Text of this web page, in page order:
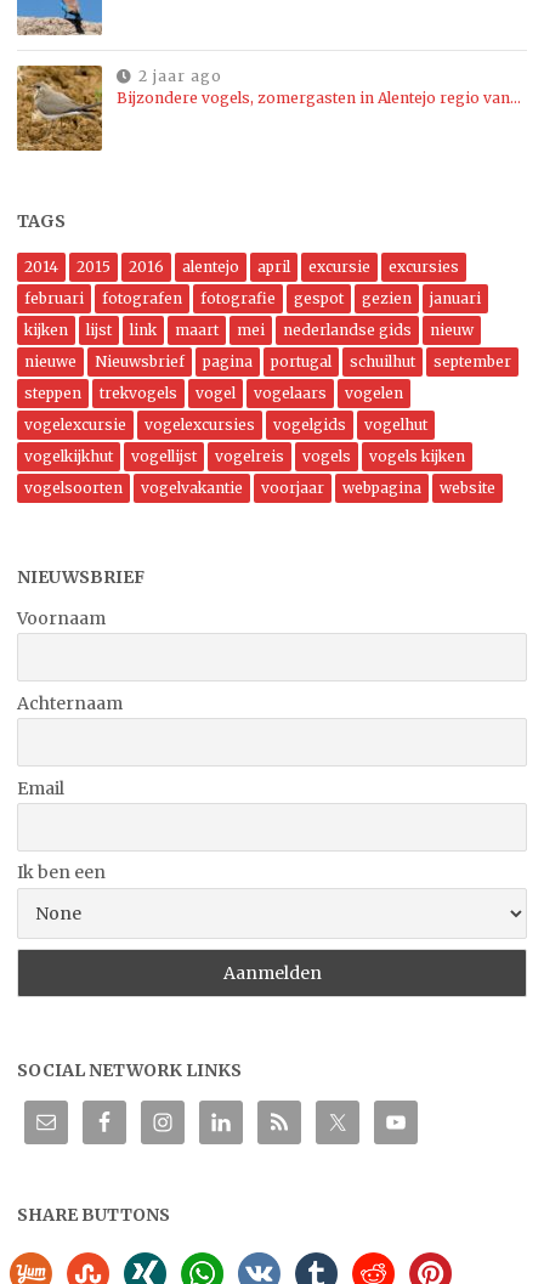
2 jaar ago
Bijzondere vogels, zomergasten in Alentejo regio van…
TAGS
2014 2015 2016 alentejo april excursie
excursies
februari
fotografen fotografie gespot gezien
januari
kijken
lijst link maart mei nederlandse gids
nieuw
nieuwe
Nieuwsbrief pagina portugal schuilhut
september
steppen
trekvogels vogel vogelaars
vogelen
vogelexcursie
vogelexcursies vogelgids
vogelhut
vogelkijkhut
vogellijst vogelreis vogels
vogels kijken
vogelsoorten
vogelvakantie voorjaar webpagina website
NIEUWSBRIEF
Voornaam
Achternaam
Email
Ik ben een
SOCIAL NETWORK LINKS
SHARE BUTTONS